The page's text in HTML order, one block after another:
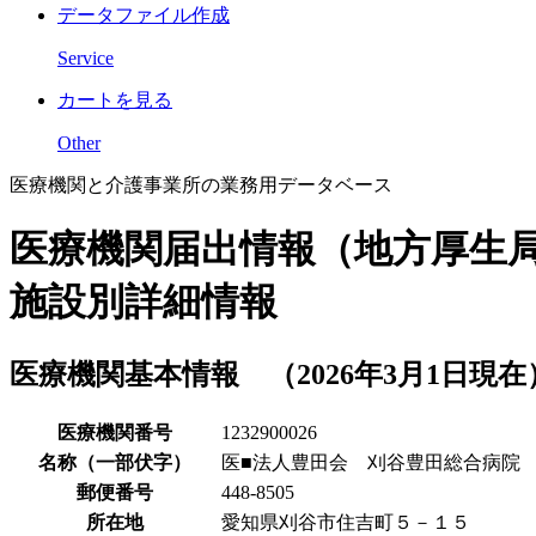
データファイル作成
Service
カートを見る
Other
医療機関と介護事業所の業務用データベース
医療機関届出情報（地方厚生
施設別詳細情報
医療機関基本情報 （2026年3月1日現在
医療機関番号
1232900026
名称（一部伏字）
医■法人豊田会 刈谷豊田総合病院
郵便番号
448-8505
所在地
愛知県刈谷市住吉町５－１５